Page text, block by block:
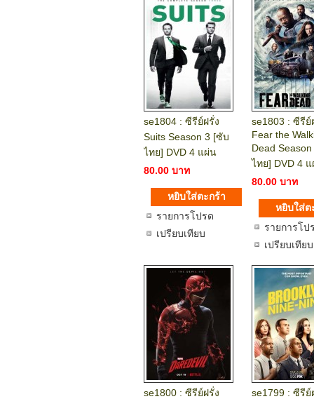
se1804 : ซีรีย์ฝรั่ง
Suits Season 3 [ซับ
ไทย] DVD 4 แผ่น
80.00 บาท
รายการโปรด
เปรียบเทียบ
se1803 : ซีรีย์
Fear the
Dead
ไทย] DVD 4
80.00 บาท
รายการโป
เปรียบเทียบ
se1800 : ซีรีย์ฝรั่ง
se1799 : ซีรีย์